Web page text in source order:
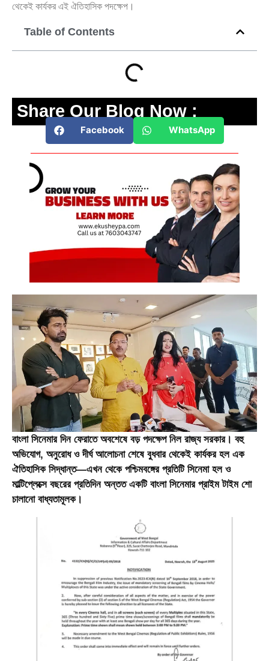
থেকেই কার্যকর এই ঐতিহাসিক পদক্ষেপ।
Table of Contents
Share Our Blog Now :
Facebook WhatsApp
বাংলা সিনেমার দিন ফেরাতে অবশেষে বড় পদক্ষেপ নিল রাজ্য সরকার। বহু
অভিযোগ, অনুরোধ ও দীর্ঘ আলোচনা শেষে বুধবার থেকেই কার্যকর হল এক
ঐতিহাসিক সিদ্ধান্ত—এখন থেকে পশ্চিমবঙ্গের প্রতিটি সিনেমা হল ও
মাল্টিপ্লেক্সে বছরের প্রতিদিন অন্তত একটি বাংলা সিনেমার প্রাইম টাইম শো
চালানো বাধ্যতামূলক।